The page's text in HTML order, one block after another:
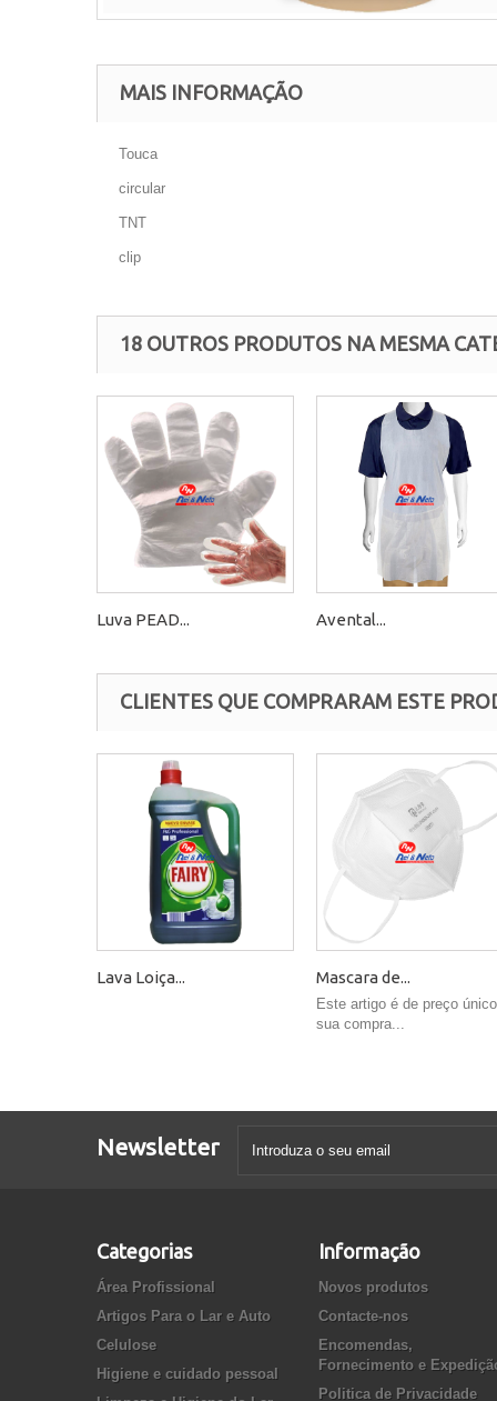
MAIS INFORMAÇÃO
Touca
circular
TNT
clip
18 OUTROS PRODUTOS NA MESMA
Luva PEAD... Avental...
CLIENTES QUE COMPRARAM ESTE
Lava Loiça... Mascara de...
Este artigo é de preço
sua compra...
Newsletter
Categorias
Área Profissional
Artigos Para o Lar e Auto
Celulose
Higiene e cuidado pessoal
Informação
Novos produtos
Contacte-nos
Encomendas,
Fornecimento e
Politica de Privacidade